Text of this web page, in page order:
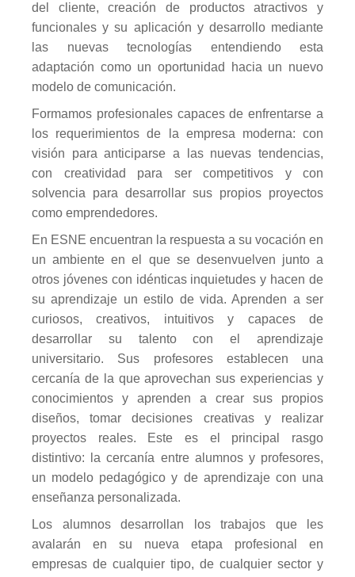
del cliente, creación de productos atractivos y
funcionales y su aplicación y desarrollo mediante
las nuevas tecnologías entendiendo esta
adaptación como un oportunidad hacia un nuevo
modelo de comunicación.
Formamos profesionales capaces de enfrentarse a
los requerimientos de la empresa moderna: con
visión para anticiparse a las nuevas tendencias,
con creatividad para ser competitivos y con
solvencia para desarrollar sus propios proyectos
como emprendedores.
En ESNE encuentran la respuesta a su vocación en
un ambiente en el que se desenvuelven junto a
otros jóvenes con idénticas inquietudes y hacen de
su aprendizaje un estilo de vida. Aprenden a ser
curiosos, creativos, intuitivos y capaces de
desarrollar su talento con el aprendizaje
universitario. Sus profesores establecen una
cercanía de la que aprovechan sus experiencias y
conocimientos y aprenden a crear sus propios
diseños, tomar decisiones creativas y realizar
proyectos reales. Este es el principal rasgo
distintivo: la cercanía entre alumnos y profesores,
un modelo pedagógico y de aprendizaje con una
enseñanza personalizada.
Los alumnos desarrollan los trabajos que les
avalarán en su nueva etapa profesional en
empresas de cualquier tipo, de cualquier sector y